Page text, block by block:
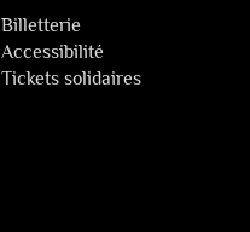
Billetterie
Accessibilité
Tickets solidaires